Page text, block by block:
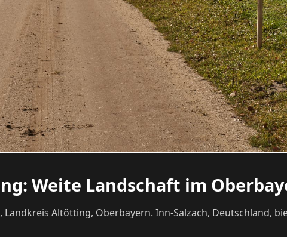
Weite Landschaft im
Altötting, Oberbayern. Inn-Salzach, Deutschland,